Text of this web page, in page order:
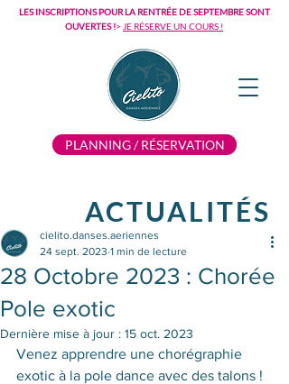
PLANNING / RÉSERVATION
LES INSCRIPTIONS POUR LA RENTRÉE DE SEPTEMBRE SONT
OUVERTES !> JE RÉSERVE UN COURS !
ACTUALITÉS
28 Octobre 2023 : Chorée
Pole exotic
cielito.danses.aeriennes
24 sept. 2023 1 min de lecture
Dernière mise à jour : 15 oct. 2023
Venez apprendre une chorégraphie
exotic à la pole dance avec des talons !